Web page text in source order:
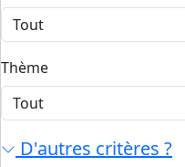
Thème
D'autres critères ?